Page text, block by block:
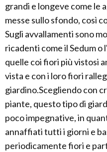
grandi e longeve come le
messe sullo sfondo, così
Sugli avvallamenti sono
ricadenti come il Sedum
quelle coi fiori più vistosi
vista e con i loro fiori
giardino.Scegliendo con
piante, questo tipo di
poco impegnative, in
annaffiati tutti i giorni e
periodicamente fiori e